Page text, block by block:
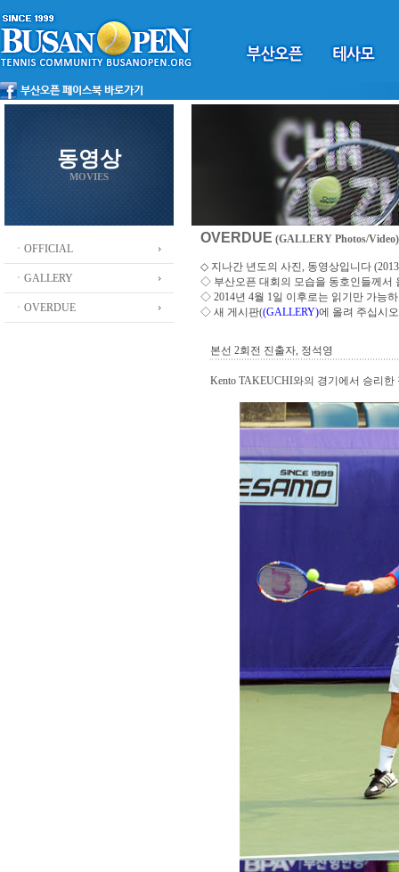
동영상
MOVIES
ㆍOFFICIAL
ㆍGALLERY
ㆍOVERDUE
OVERDUE (GALLERY Photos/Video)
◇ 지나간 년도의 사진, 동영상입니다
◇ 부산오픈 대회의 모습을 동호인들께서
◇ 2014년 4월 1일 이후로는 읽기만 가능
◇ 새 게시판((GALLERY)에 올려 주십시오
본선 2회전 진출자, 정석영
Kento TAKEUCHI와의 경기에서 승리한